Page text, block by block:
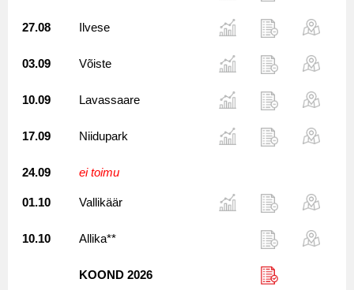
27.08 Ilvese
03.09 Võiste
10.09 Lavassaare
17.09 Niidupark
24.09 ei toimu
01.10 Vallikäär
10.10 Allika**
KOOND 2026